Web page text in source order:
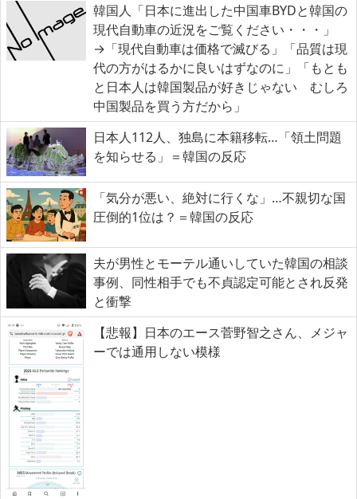
韓国人「日本に進出した中国車BYDと韓国の
現代自動車の近況をご覧ください・・・」
→「現代自動車は価格で滅びる」「品質は現
代の方がはるかに良いはずなのに」「もとも
と日本人は韓国製品が好きじゃない むしろ
中国製品を買う方だから」
日本人112人、独島に本籍移転…「領土問題
を知らせる」＝韓国の反応
「気分が悪い、絶対に行くな」…不親切な国
圧倒的1位は？＝韓国の反応
夫が男性とモーテル通いしていた韓国の相談
事例、同性相手でも不貞認定可能とされ反発
と衝撃
【悲報】日本のエース菅野智之さん、メジャ
ーでは通用しない模様